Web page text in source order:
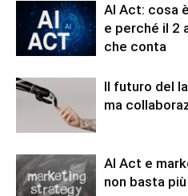
AI Act: cosa
e perché il 2
che conta
Il futuro del
ma
AI Act e
non basta